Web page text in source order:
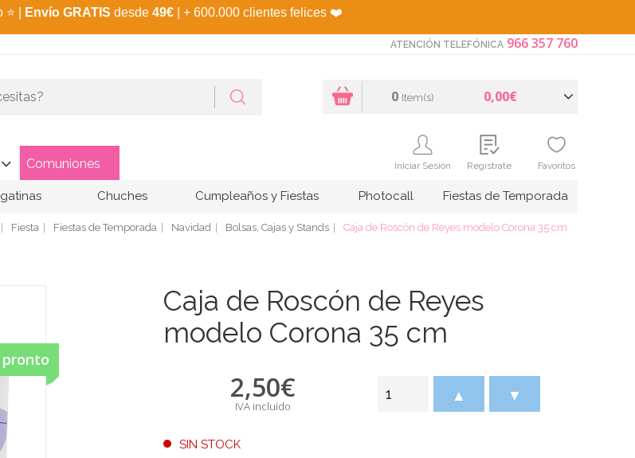
⭐ Envío GRATIS desde 49€ | + 600.000 clientes felices ❤️
ATENCIÓN TELEFÓNICA 966 357 760
Comuniones
0 Item(s) 0,00€
Iniciar Sesión Regístrate Favoritos
Chuches Cumpleaños y Fiestas Photocall Fiestas de Temporada
Fiesta Fiestas de Temporada Navidad Bolsas, Cajas y Stands Caja de Roscón de Reyes modelo Corona 35 cm
pronto
Caja de Roscón de Reyes
modelo Corona 35 cm
2,50€
IVA incluido
SIN STOCK
▲ ▼